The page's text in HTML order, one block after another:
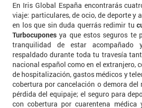
En Iris Global España encontrarás
viaje: particulares, de ocio, de deporte y
en los que sin duda querrás redimir tu
Turbocupones ya que estos seguros te
tranquilidad de estar acompañado
respaldado durante toda tu travesía
nacional español como en el extranjero,
de hospitalización, gastos médicos y
cobertura por cancelación o demora del
pérdida del equipaje; el seguro para
con cobertura por cuarentena médica